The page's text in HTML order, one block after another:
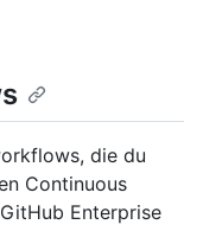
die du
Continuous
Enterprise